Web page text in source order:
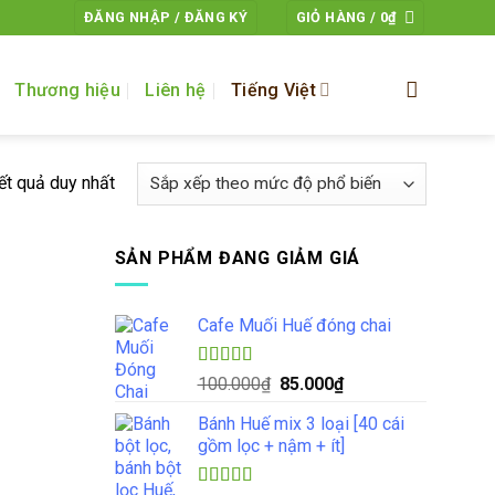
ĐĂNG NHẬP / ĐĂNG KÝ GIỎ HÀNG / 0₫
Thương hiệu Liên hệ Tiếng Việt
quả duy nhất
SẢN PHẨM ĐANG GIẢM GIÁ
Cafe Muối Huế đóng chai
Được xếp
5.005
sao
100.000₫ Giá
là:
100.000₫.
85.000₫Giá
tại
là:
Bánh Huế mix 3 loại [40 cái
gồm lọc + nậm + ít]